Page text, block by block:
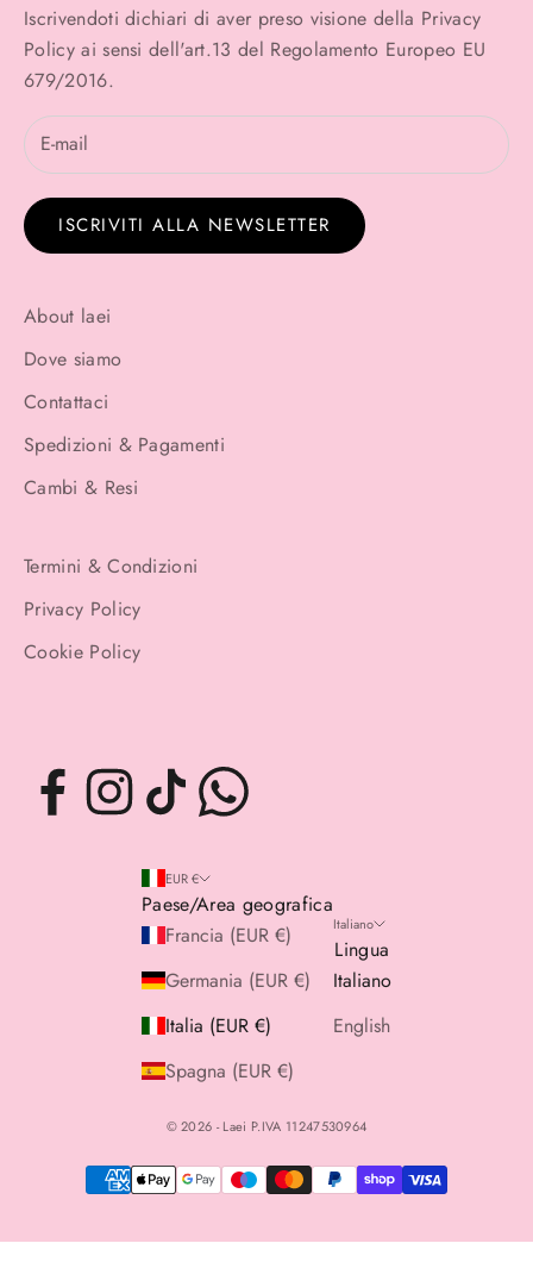
Iscrivendoti dichiari di aver preso visione della Privacy
Policyai sensi dell'art.13 del Regolamento Europeo EU
679/2016.
ISCRIVITI ALLA NEWSLETTER
About laei
Dove siamo
Contattaci
Spedizioni & Pagamenti
Cambi & Resi
Termini & Condizioni
Privacy Policy
Cookie Policy
EUR €
Paese/Area geografica
Francia (EUR €)
Germania (EUR €)
Italia (EUR €)
Spagna (EUR €)
Italiano
Lingua
Italiano
English
© 2026 - Laei P.IVA 11247530964